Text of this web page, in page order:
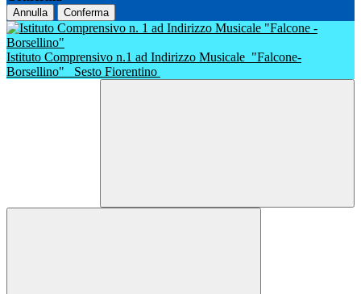
Annulla Conferma
Istituto Comprensivo n.1 ad Indirizzo Musicale "Falcone-
Borsellino"
Sesto Fiorentino